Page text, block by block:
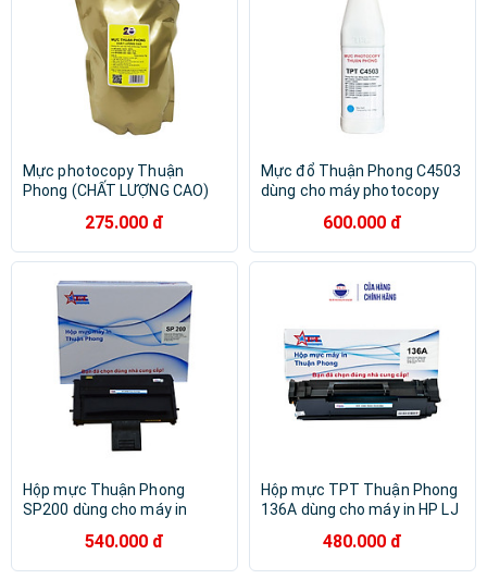
Mực photocopy Thuận
Phong (CHẤT LƯỢNG CAO)
E550/ 650/ 810/ 520/ 600/
720/ 850/ 523/ 603/ 723/
557/ 657/ 757/ 857 - Hàng
Chính Hãng
275.000 đ
Mực đổ Thuận Phong C4503
dùng cho máy photocopy
C6003/ C4504/ C5504/
C6004/ C3003/ C3503/
C2504/ C2011/ C4502/
C2800/ C3300/ C3001/
C3501/ C2030/ C2530/
C2550/ C2551 - Hàng Chính
Hãng
600.000 đ
Hộp mực Thuận Phong
SP200 dùng cho máy in
202SN/ 203SF/ 203SFN/
210/ 210SU/ 212SFNw/
540.000 đ
Hộp mực TPT Thuận Phong
136A dùng cho máy in HP LJ
Chính Hãng480.000 đ